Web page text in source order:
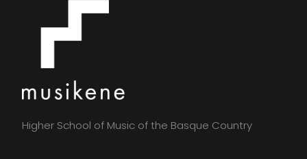
Higher School of Music of the Basque Country